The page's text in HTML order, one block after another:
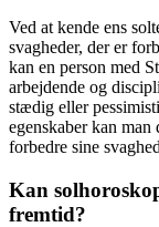
Ved at kende ens
svagheder, der er
kan en person med
arbejdende og
stædig eller
egenskaber kan
forbedre sine
Kan
fremtid?